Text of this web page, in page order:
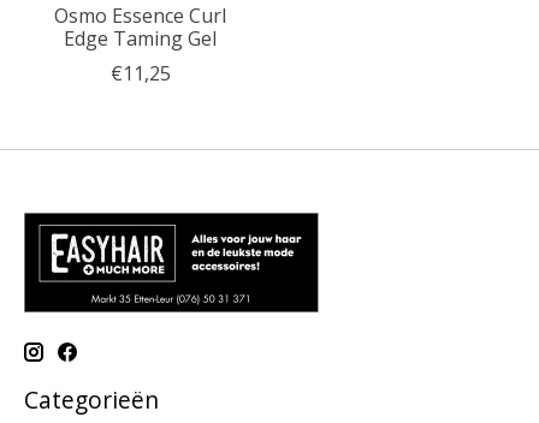
Osmo Essence Curl
Edge Taming Gel
€11,25
Categorieën